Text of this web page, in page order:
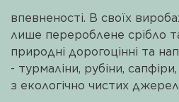
впевненості. В своїх
лише перероблене срібло
природні дорогоцінні та
- турмаліни, рубіни,
з екологічно чистих